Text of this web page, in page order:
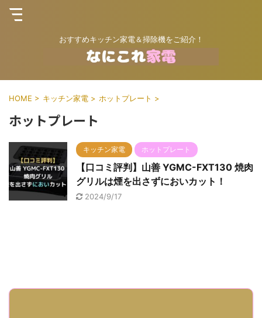
おすすめキッチン家電＆掃除機をご紹介！
HOME > キッチン家電 > ホットプレート >
ホットプレート
キッチン家電 ホットプレート
【口コミ評判】山善 YGMC-FXT130 焼肉
グリルは煙を出さずにおいカット！
2024/9/17